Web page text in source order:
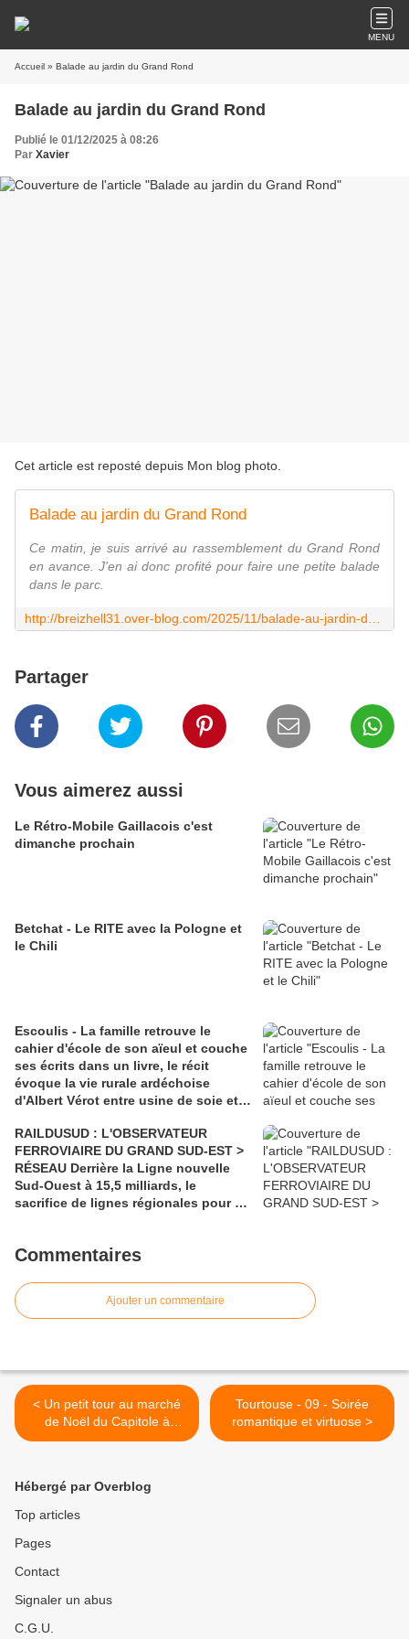
MENU
Accueil » Balade au jardin du Grand Rond
Balade au jardin du Grand Rond
Publié le 01/12/2025 à 08:26
Par Xavier
Cet article est reposté depuis Mon blog photo
Balade au jardin du Grand Rond
Ce matin, je suis arrivé au rassemblement du Grand Rond
en avance. J'en ai donc profité pour faire une petite balade
dans le parc.
Partager
Vous aimerez aussi
Le Rétro-Mobile Gaillacois c'est
dimanche prochain
Betchat - Le RITE avec la Pologne et
le Chili
Escoulis - La famille retrouve le
cahier d'école de son aïeul et couche
ses écrits dans un livre, le récit
évoque la vie rurale ardéchoise
d'Albert Vérot entre usine de soie et
RAILDUSUD : L'OBSERVATEUR
FERROVIAIRE DU GRAND SUD-EST >
RÉSEAU Derrière la Ligne nouvelle
Sud-Ouest à 15,5 milliards, le
sacrifice de lignes régionales pour 50
Commentaires
Ajouter un commentaire
< Un petit tour au marché
de Noël du Capitole à
Toulouse
Tourtouse - 09 - Soirée
romantique et virtuose >
Hébergé par Overblog
Top articles
Pages
Contact
Signaler un abus
C.G.U.